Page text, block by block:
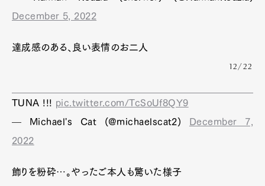
December 5, 2022
達成感のある、良い表情のお二人
12/22
TUNA !!! pic.twitter.com/TcSoUf8QY9
— Michael's Cat (@michaelscat2)
December 7,
2022
飾りを粉砕…。やったご本人も驚いた様子